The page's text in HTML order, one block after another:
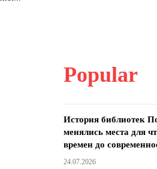
Popular
История библиотек
менялись места для
времен до
24.07.2026